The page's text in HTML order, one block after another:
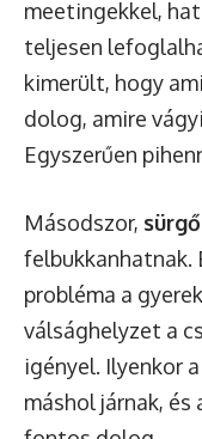
meetingekkel,
teljesen
kimerült, hogy
dolog, amire
Egyszerűen
Másodszor,
felbukkanhatnak.
probléma a
válsághelyzet a
igényel. Ilyenkor
máshol járnak, és